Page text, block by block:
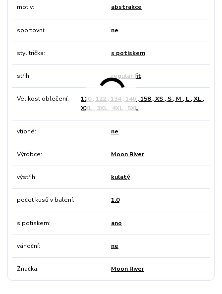
motiv abstrakce
sportovní ne
styl trička s potiskem
střih regular fit
Velikost oblečení
110 , 122 , 134 , 146 , 158 , XS , S , M , L , XL ,
XXL , 3XL , 4XL , 5XL
vtipné ne
Výrobce Moon River
výstřih kulatý
počet kusů v balení 1.0
s potiskem ano
vánoční ne
Značka Moon River